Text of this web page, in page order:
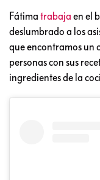
Fátima trabaja en el
deslumbrado a los
que encontramos un
personas con sus
ingredientes de la